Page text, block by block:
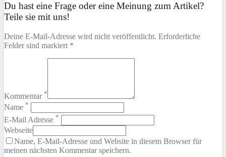
Du hast eine Frage oder eine Meinung zum Artikel?
Teile sie mit uns!
Deine E-Mail-Adresse wird nicht veröffentlicht. Erforderliche
Felder sind markiert *
Kommentar *
Name *
E-Mail Adresse *
Webseite
Name, E-Mail-Adresse und Website in diesem Browser für
meinen nächsten Kommentar speichern.